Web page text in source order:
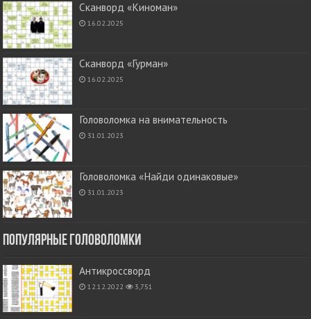
Сканворд «Киноман»
16.02.2025
Сканворд «Гурман»
16.02.2025
Головоломка на внимательность
31.01.2023
Головоломка «Найди одинаковые»
31.01.2023
Популярные головоломки
Антикроссворд
12.12.2022 3,751